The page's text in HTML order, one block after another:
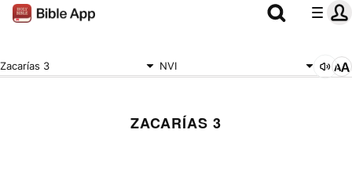
Zacarías 3 NVI
ZACARÍAS 3